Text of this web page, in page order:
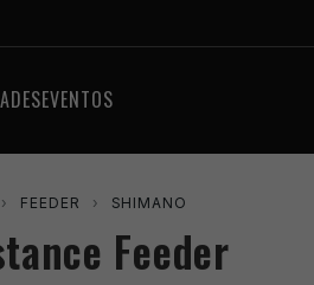
EVENTOS
› FEEDER › SHIMANO
Feeder